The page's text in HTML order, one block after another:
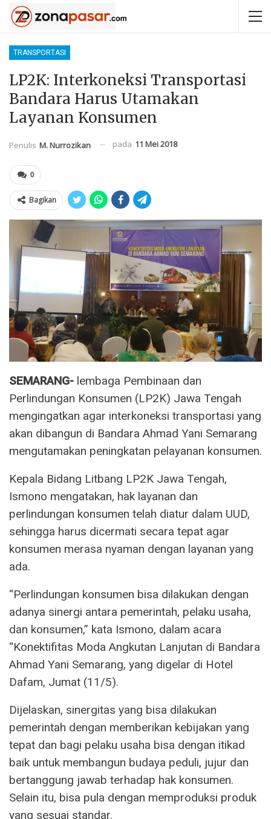
TRANSPORTASI
LP2K: Interkoneksi Transportasi
Bandara Harus Utamakan
Layanan Konsumen
Penulis M. Nurrozikan pada 11 Mei 2018
0
Bagikan
SEMARANG- lembaga Pembinaan dan
Perlindungan Konsumen (LP2K) Jawa Tengah
mengingatkan agar interkoneksi transportasi yang
akan dibangun di Bandara Ahmad Yani Semarang
mengutamakan peningkatan pelayanan konsumen.
Kepala Bidang Litbang LP2K Jawa Tengah,
Ismono mengatakan, hak layanan dan
perlindungan konsumen telah diatur dalam UUD,
sehingga harus dicermati secara tepat agar
konsumen merasa nyaman dengan layanan yang
ada.
“Perlindungan konsumen bisa dilakukan dengan
adanya sinergi antara pemerintah, pelaku usaha,
dan konsumen,” kata Ismono, dalam acara
“Konektifitas Moda Angkutan Lanjutan di Bandara
Ahmad Yani Semarang, yang digelar di Hotel
Dafam, Jumat (11/5).
Dijelaskan, sinergitas yang bisa dilakukan
pemerintah dengan memberikan kebijakan yang
tepat dan bagi pelaku usaha bisa dengan itikad
baik untuk membangun budaya peduli, jujur dan
bertanggung jawab terhadap hak konsumen.
Selain itu, bisa pula dengan memproduksi produk
yang sesuai standar.